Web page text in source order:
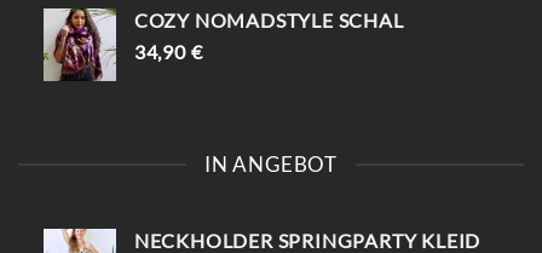
COZY NOMADSTYLE SCHAL
34,90 €
IN ANGEBOT
NECKHOLDER SPRINGPARTY KLEID